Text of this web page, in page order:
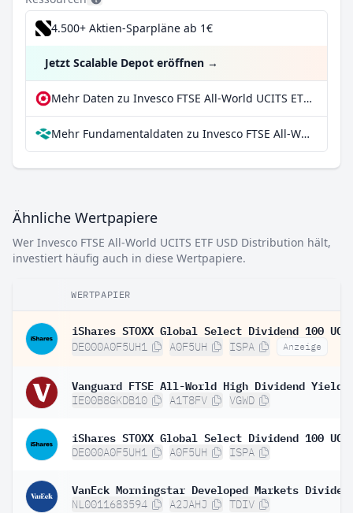
4.500+ Aktien-Sparpläne ab 1€
Jetzt Scalable Depot eröffnen →
Mehr Daten zu Invesco FTSE All-World UCITS ETF USD Distribution bei extraETF
Mehr Fundamentaldaten zu Invesco FTSE All-World UCITS ETF USD Distribution bei Parqet
Ähnliche Wertpapiere
Wer Invesco FTSE All-World UCITS ETF USD Distribution hält,
investiert häufig auch in diese Wertpapiere.
WERTPAPIER
DE000A0F5UH1 A0F5UH ISPA Anzeige
IE00B8GKDB10 A1T8FV VGWD
DE000A0F5UH1 A0F5UH ISPA
NL0011683594 A2JAHJ TDIV